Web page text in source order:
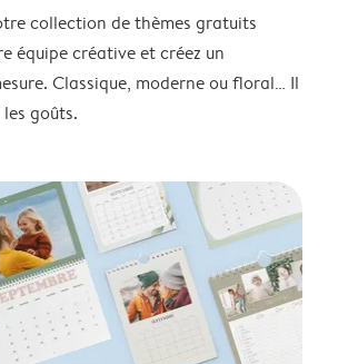
collection de thèmes gratuits
équipe créative et créez un
Classique, moderne ou floral… Il
goûts.